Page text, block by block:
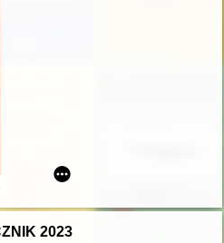
w źródłach
2023